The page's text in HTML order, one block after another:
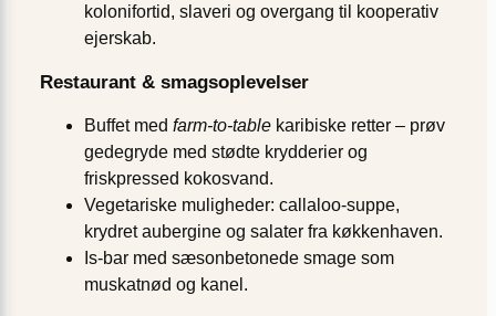
kolonifortid, slaveri og overgang til kooperativ
ejerskab.
Restaurant & smagsoplevelser
Buffet med farm-to-table karibiske retter – prøv
gedegryde med stødte krydderier og
friskpressed kokosvand.
Vegetariske muligheder: callaloo-suppe,
krydret aubergine og salater fra køkkenhaven.
Is-bar med sæsonbetonede smage som
muskatnød og kanel.